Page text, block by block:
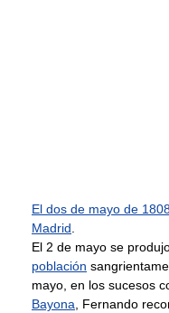
El dos de mayo de
Madrid
El 2 de mayo se
población
mayo, en los sucesos
Bayona , Fernando